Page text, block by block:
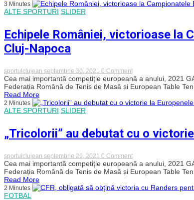
Potaissa
3 Minutes
ALTE SPORTURI SLIDER
Echipele României, victorioase la
Cluj-Napoca
sportulclujean septembrie 30, 2021 0 Commenton
Echipele
României,
victorioase
Campionatele
de
Masă
la
Cluj-
Napoca
Cea mai importantă competiție europeană a anului, 2021
Federația Română de Tenis de Masă și European Table
Read More
2 Minutes
ALTE SPORTURI SLIDER
„Tricolorii” au debutat cu o
sportulclujean septembrie 29, 2021 0 Commenton
„Tricolorii”
au
debutat
o
Cea mai importantă competiție europeană a anului, 2021
Federația Română de Tenis de Masă și European Table
Read More
2 Minutes
FOTBAL